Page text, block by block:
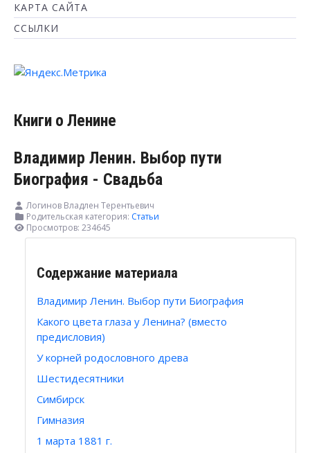
КАРТА САЙТА
ССЫЛКИ
Книги о Ленине
Владимир Ленин. Выбор пути
Биография - Свадьба
Логинов Владлен Терентьевич
Родительская категория: Статьи
Просмотров: 234645
Содержание материала
Владимир Ленин. Выбор пути Биография
Какого цвета глаза у Ленина? (вместо
предисловия)
У корней родословного древа
Шестидесятники
Симбирск
Гимназия
1 марта 1881 г.